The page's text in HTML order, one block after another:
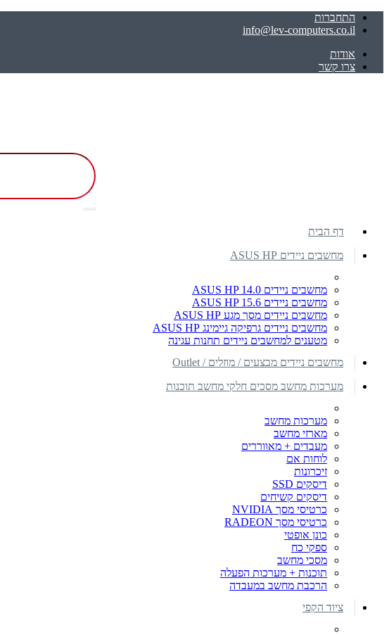
התחברות
info@lev-computers.co.il
אודות
צרו קשר
דף הבית
מחשבים ניידים ASUS HP
מחשבים ניידים ASUS HP 14.0
מחשבים ניידים ASUS HP 15.6
מחשבים ניידים מסך מגע ASUS HP
מחשבים ניידים גרפיקה גיימינג ASUS HP
מטענים למחשבים ניידים תחנות עגינה
מחשבים ניידים מבצעים / מוזלים / Outlet
מערכות מחשב מסכים חלקי מחשב תוכנות
מערכות מחשב
מארזי מחשב
מעבדים + מאווררים
לוחות אם
זיכרונות
דיסקים SSD
דיסקים קשיחים
כרטיסי מסך NVIDIA
כרטיסי מסך RADEON
כונן אופטי
ספקי כח
מסכי מחשב
תוכנות + מערכות הפעלה
הרכבת מחשב במעבדה
ציוד הקפי